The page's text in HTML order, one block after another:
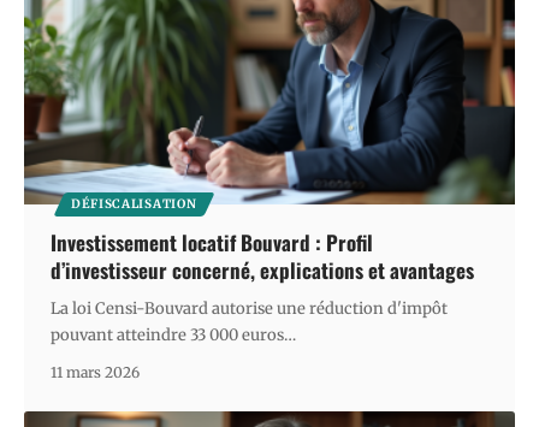
DÉFISCALISATION
Investissement locatif Bouvard : Profil
d’investisseur concerné, explications et avantages
La loi Censi-Bouvard autorise une réduction d'impôt
pouvant atteindre 33 000 euros…
11 mars 2026